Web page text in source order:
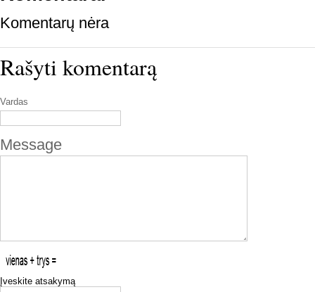
Komentarų nėra
Rašyti komentarą
Vardas
Message
Įveskite atsakymą